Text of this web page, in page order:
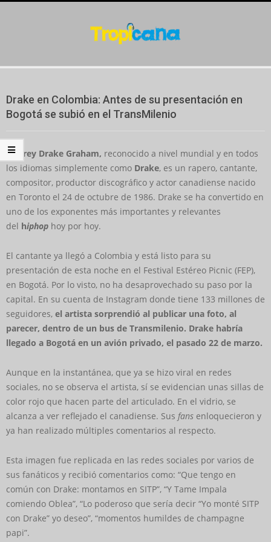
Menu
Drake en Colombia: Antes de su presentación en
Bogotá se subió en el TransMilenio
Aubrey Drake Graham, reconocido a nivel mundial y en todos
los idiomas simplemente como Drake, es un rapero, cantante,
compositor, productor discográfico y actor canadiense nacido
en Toronto el 24 de octubre de 1986. Drake se ha convertido en
uno de los exponentes más importantes y relevantes
del hiphop hoy por hoy.
El cantante ya llegó a Colombia y está listo para su
presentación de esta noche en el Festival Estéreo Picnic (FEP),
en Bogotá. Por lo visto, no ha desaprovechado su paso por la
capital. En su cuenta de Instagram donde tiene 133 millones de
seguidores, el artista sorprendió al publicar una foto, al
parecer, dentro de un bus de Transmilenio. Drake habría
llegado a Bogotá en un avión privado, el pasado 22 de marzo.
Aunque en la instantánea, que ya se hizo viral en redes
sociales, no se observa el artista, sí se evidencian unas sillas de
color rojo que hacen parte del articulado. En el vidrio, se
alcanza a ver reflejado el canadiense. Sus fans enloquecieron y
ya han realizado múltiples comentarios al respecto.
Esta imagen fue replicada en las redes sociales por varios de
sus fanáticos y recibió comentarios como: “Que tengo en
común con Drake: montamos en SITP”, “Y Tame Impala
comiendo Oblea”, “Lo poderoso que sería decir “Yo monté SITP
con Drake” yo deseo”, “momentos humildes de champagne
papi”.